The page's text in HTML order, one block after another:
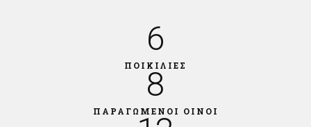
6
ΠΟΙΚΙΛΙΕΣ
8
ΠΑΡΑΓΩΜΕΝΟΙ ΟΙΝΟΙ